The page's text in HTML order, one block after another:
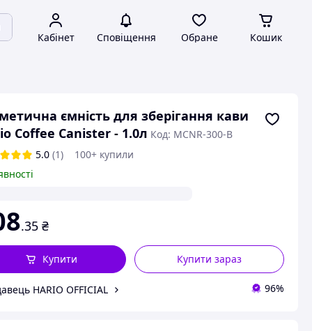
Кабінет Сповіщення Обране Кошик
ємність для зберігання кави
Coffee Canister - 1.0л Код: MCNR-300-B
5.0 (1)
100+ купили
.35 ₴
Купити зараз
Купити
HARIO OFFICIAL 96%